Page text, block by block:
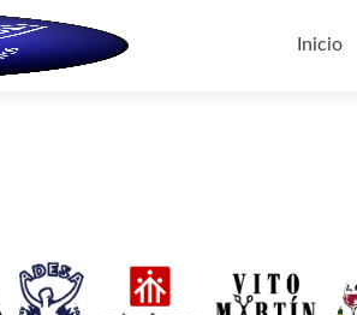
Inicio